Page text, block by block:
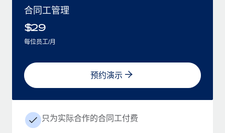
合同工管理
$29
每位员工/月
预约演示
只为实际合作的合同工付费